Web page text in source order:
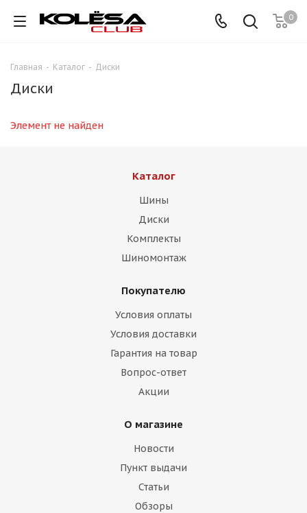
0
Главная - Каталог - Диски
Диски
Элемент не найден
Каталог
Шины
Диски
Комплекты
Шиномонтаж
Покупателю
Условия оплаты
Условия доставки
Гарантия на товар
Вопрос-ответ
Акции
О магазине
Новости
Пункт выдачи
Статьи
Обзоры